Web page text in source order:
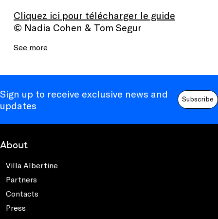
Cliquez ici pour télécharger le guide
© Nadia Cohen & Tom Segur
See more
Sign up to receive exclusive news and
updates
Subscribe
About
Villa Albertine
Partners
Contacts
Press